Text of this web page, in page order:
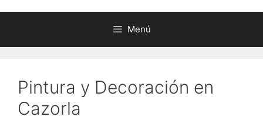
Menú
Pintura y Decoración en
Cazorla